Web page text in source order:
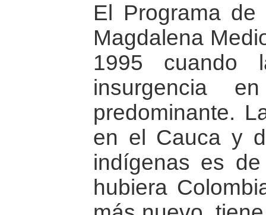
El Programa
Magdalena
1995 cuando
insurgencia
predominante.
en el Cauca y
indígenas es
hubiera